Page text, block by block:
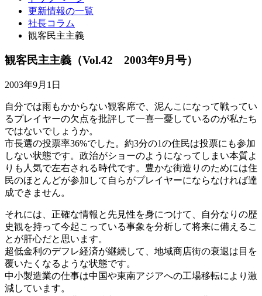
更新情報の一覧
社長コラム
観客民主主義
観客民主主義 （Vol.42 2003年9月号）
2003年9月1日
自分では雨もかからない観客席で、泥んこになって戦ってい
るプレイヤーの欠点を批評して一喜一憂しているのが私たち
ではないでしょうか。
市長選の投票率36%でした。約3分の1の住民は投票にも参加
しない状態です。政治がショーのようになってしまい本質よ
りも人気で左右される時代です。豊かな街造りのためには住
民のほとんどが参加して自らがプレイヤーにならなければ達
成できません。
それには、正確な情報と先見性を身につけて、自分なりの歴
史観を持って今起こっている事象を分析して将来に備えるこ
とが肝心だと思います。
超低金利のデフレ経済が継続して、地域商店街の衰退は目を
覆いたくなるような状態です。
中小製造業の仕事は中国や東南アジアへの工場移転により激
減しています。